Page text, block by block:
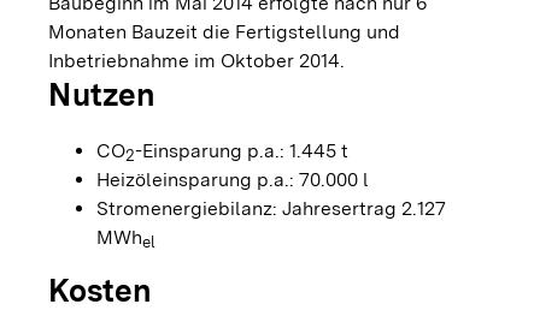
Monaten Bauzeit die Fertigstellung und
Inbetriebnahme im Oktober 2014.
Nutzen
CO2-Einsparung p.a.: 1.445 t
Heizöleinsparung p.a.: 70.000 l
Stromenergiebilanz: Jahresertrag 2.127
MWhel
Kosten